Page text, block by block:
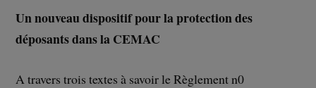
Un nouveau dispositif pour la protection des
déposants dans la CEMAC
A travers trois textes à savoir le Règlement n0